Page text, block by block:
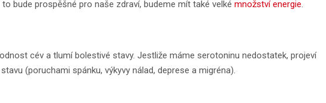
bude prospěšné pro naše zdraví, budeme mít také velké množství energie.
cév a tlumí bolestivé stavy. Jestliže máme serotoninu nedostatek, projeví
(poruchami spánku, výkyvy nálad, deprese a migréna).